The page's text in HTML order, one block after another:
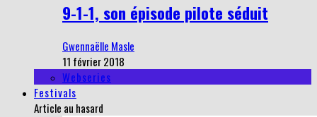
9-1-1, son épisode pilote séduit
Gwennaëlle Masle
11 février 2018
Webseries
Festivals
Article au hasard